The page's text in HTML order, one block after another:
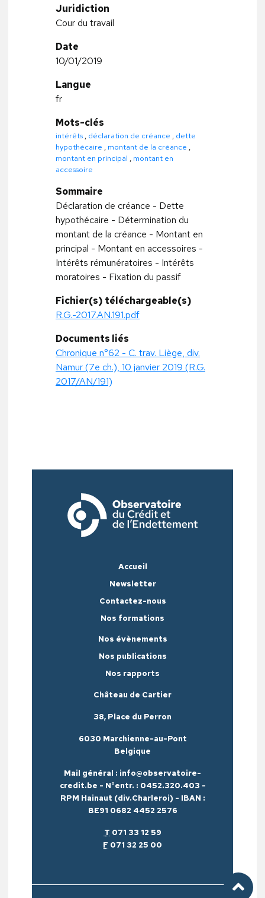
Juridiction
Cour du travail
Date
10/01/2019
Langue
fr
Mots-clés
intérêts , déclaration de créance , dette
hypothécaire , montant de la créance ,
montant en principal , montant en
accessoire
Sommaire
Déclaration de créance - Dette
hypothécaire - Détermination du
montant de la créance - Montant en
principal - Montant en accessoires -
Intérêts rémunératoires - Intérêts
moratoires - Fixation du passif
Fichier(s) téléchargeable(s)
R.G.-2017.AN.191.pdf
Documents liés
Chronique n°62 - C. trav. Liège, div.
Namur (7e ch.), 10 janvier 2019 (R.G.
2017/AN/191)
Accueil
Newsletter
Contactez-nous
Nos formations
Nos évènements
Nos publications
Nos rapports
Château de Cartier
38, Place du Perron
6030 Marchienne-au-Pont
Belgique
Mail général : info@observatoire-
credit.be - N°entr. : 0452.320.403 -
RPM Hainaut (div.Charleroi) - IBAN :
BE91 0682 4452 2576
T 071 33 12 59
F 071 32 25 00